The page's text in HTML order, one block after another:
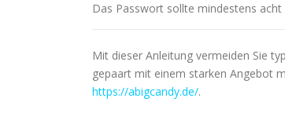
Das Passwort sollte mindestens
Mit dieser Anleitung vermeiden Sie
gepaart mit einem starken Angebot
https://abigcandy.de/.